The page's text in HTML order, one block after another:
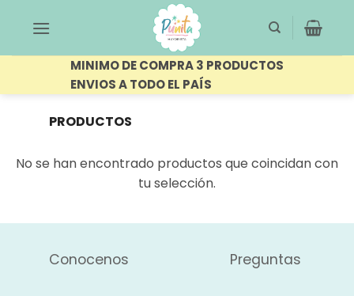
MINIMO DE COMPRA 3 PRODUCTOS
ENVIOS A TODO EL PAÍS
PRODUCTOS
No se han encontrado productos que coincidan con
tu selección.
Conocenos Preguntas